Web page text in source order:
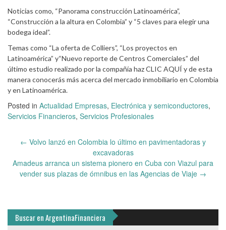
Noticias como, “Panorama construcción Latinoamérica”,
“Construcción a la altura en Colombia” y “5 claves para elegir una
bodega ideal”.
Temas como “La oferta de Colliers”, “Los proyectos en
Latinoamérica” y“Nuevo reporte de Centros Comerciales” del
último estudio realizado por la compañía haz CLIC AQUÍ y de esta
manera conocerás más acerca del mercado inmobiliario en Colombia
y en Latinoamérica.
Posted in Actualidad Empresas, Electrónica y semiconductores,
Servicios Financieros, Servicios Profesionales
Post← Volvo lanzó en Colombia lo último en pavimentadoras y
excavadoras
Amadeus arranca un sistema pionero en Cuba con Viazul para
vender sus plazas de ómnibus en las Agencias de Viaje →
Buscar en ArgentinaFinanciera